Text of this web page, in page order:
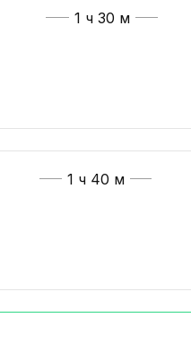
1 ч 30 м
1 ч 40 м